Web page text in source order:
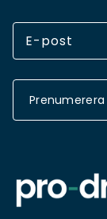
Prenumerera